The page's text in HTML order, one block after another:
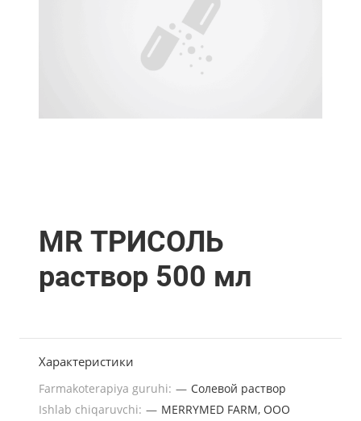
MR ТРИСОЛЬ
раствор 500 мл
Характеристики
Farmakoterapiya guruhi: — Солевой раствор
Ishlab chiqaruvchi: — MERRYMED FARM, ООО